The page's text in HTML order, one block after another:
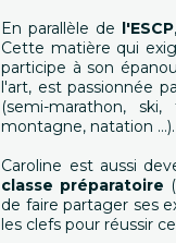
En parallèle de l'ESCP
Cette matière qui
participe à son
l'art, est passionnée
(semi-marathon,
montagne, natation …).
Caroline est aussi
classe préparatoire
de faire partager ses
les clefs pour réussir